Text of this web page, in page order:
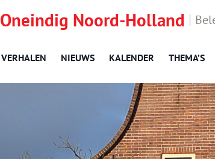
Oneindig Noord-Holland
VERHALEN NIEUWS KALENDER THEMA’S